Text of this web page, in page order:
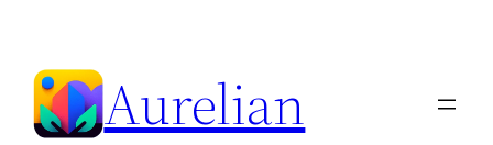
content
Aurelian